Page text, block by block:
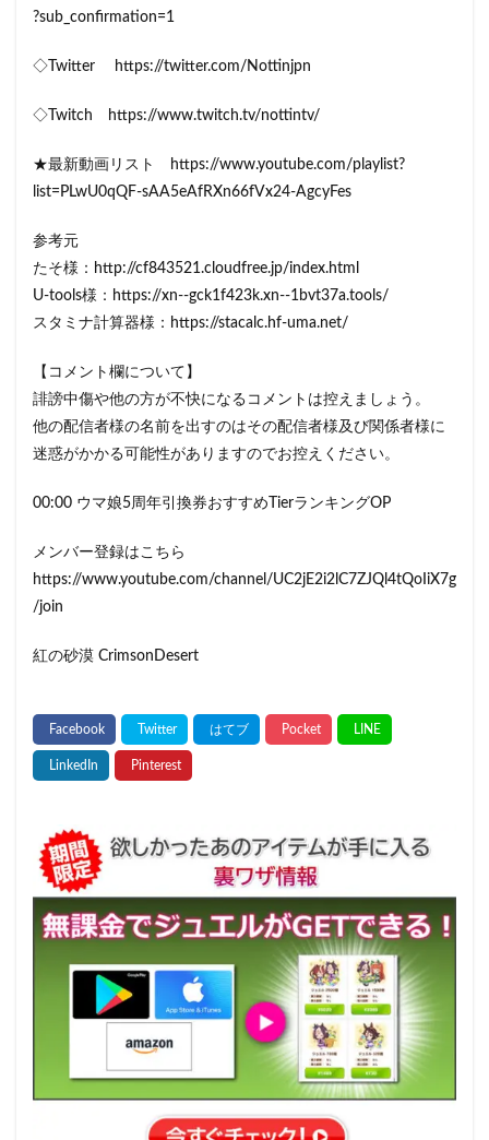
?sub_confirmation=1
◇Twitter https://twitter.com/Nottinjpn
◇Twitch https://www.twitch.tv/nottintv/
★最新動画リスト https://www.youtube.com/playlist?
list=PLwU0qQF-sAA5eAfRXn66fVx24-AgcyFes
参考元
たそ様：http://cf843521.cloudfree.jp/index.html
U-tools様：https://xn--gck1f423k.xn--1bvt37a.tools/
スタミナ計算器様：https://stacalc.hf-uma.net/
【コメント欄について】
誹謗中傷や他の方が不快になるコメントは控えましょう。
他の配信者様の名前を出すのはその配信者様及び関係者様に
迷惑がかかる可能性がありますのでお控えください。
00:00 ウマ娘5周年引換券おすすめTierランキングOP
メンバー登録はこちら
https://www.youtube.com/channel/UC2jE2i2lC7ZJQl4tQoIiX7g
/join
紅の砂漠 CrimsonDesert